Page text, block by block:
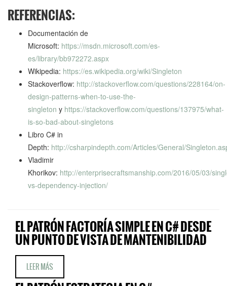
REFERENCIAS:
Documentación de
Microsoft: https://msdn.microsoft.com/es-
es/library/bb972272.aspx
Wikipedia: https://es.wikipedia.org/wiki/Singleton
Stackoverflow: http://stackoverflow.com/questions/228164/on-
design-patterns-when-to-use-the-
singleton y https://stackoverflow.com/questions/137975/what-
is-so-bad-about-singletons
Libro C# in
Depth: http://csharpindepth.com/Articles/General/
Vladimir
Khorikov: http://enterprisecraftsmanship.com/2016/05/03/
vs-dependency-injection/
EL PATRÓN FACTORÍA SIMPLE EN C# DESDE
UN PUNTO DE VISTA DE MANTENIBILIDAD
LEER MÁS